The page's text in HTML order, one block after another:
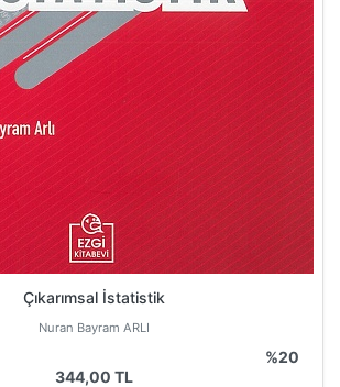
Çıkarımsal İstatistik
Nuran Bayram ARLI
%20
344,00 TL